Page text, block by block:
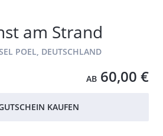
am Strand
POEL, DEUTSCHLAND
AB 60,00 €
KAUFEN